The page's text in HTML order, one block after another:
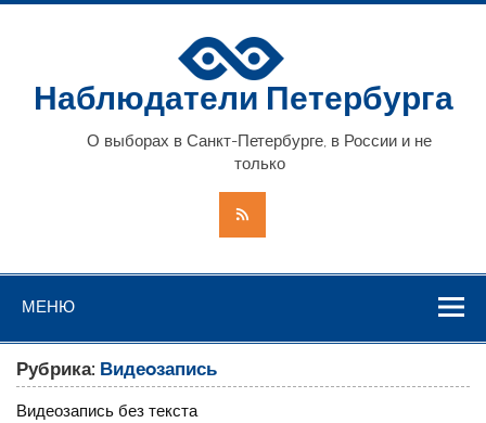
Наблюдатели Петербурга
О выборах в Санкт-Петербурге, в России и не
только
МЕНЮ
Рубрика: Видеoзапись
Видеозапись без текста